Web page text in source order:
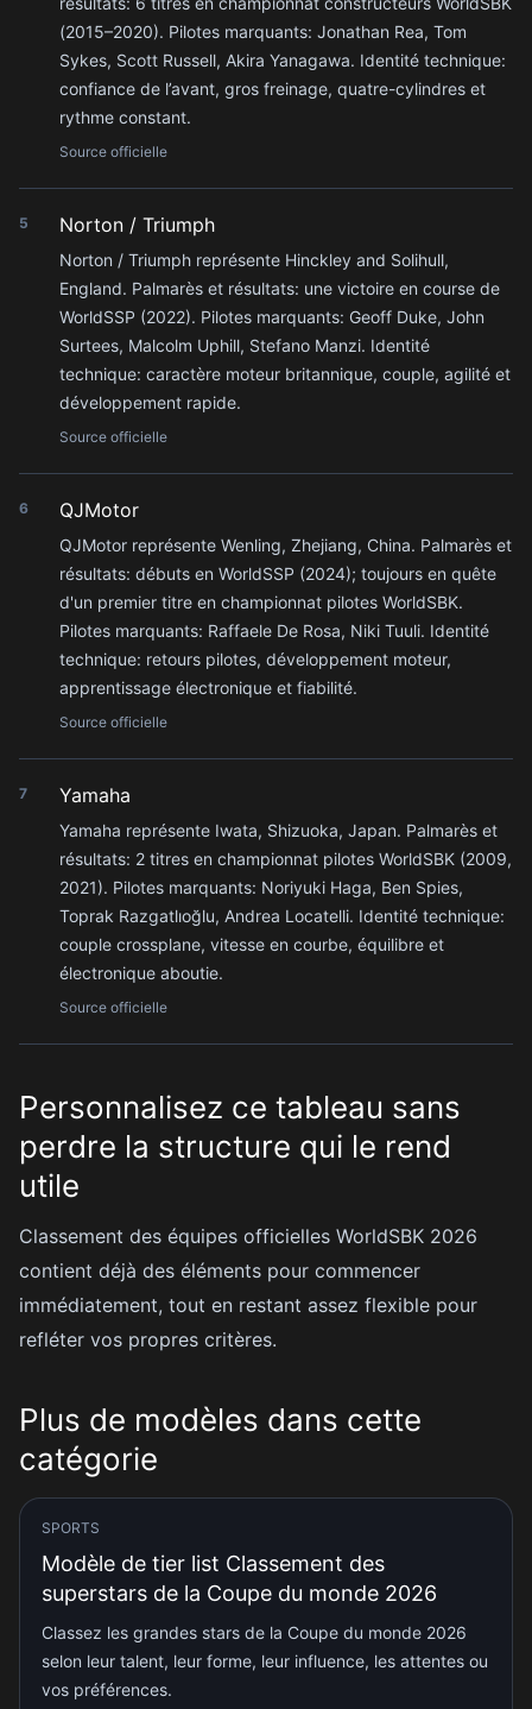
(2015–2020). Pilotes marquants: Jonathan Rea, Tom
Sykes, Scott Russell, Akira Yanagawa. Identité technique:
confiance de l’avant, gros freinage, quatre-cylindres et
rythme constant.
Source officielle
5 Norton / Triumph
Norton / Triumph représente Hinckley and Solihull,
England. Palmarès et résultats: une victoire en course de
WorldSSP (2022). Pilotes marquants: Geoff Duke, John
Surtees, Malcolm Uphill, Stefano Manzi. Identité
technique: caractère moteur britannique, couple, agilité et
développement rapide.
Source officielle
6 QJMotor
QJMotor représente Wenling, Zhejiang, China. Palmarès et
résultats: débuts en WorldSSP (2024); toujours en quête
d'un premier titre en championnat pilotes WorldSBK.
Pilotes marquants: Raffaele De Rosa, Niki Tuuli. Identité
technique: retours pilotes, développement moteur,
apprentissage électronique et fiabilité.
Source officielle
7 Yamaha
Yamaha représente Iwata, Shizuoka, Japan. Palmarès et
résultats: 2 titres en championnat pilotes WorldSBK (2009,
2021). Pilotes marquants: Noriyuki Haga, Ben Spies,
Toprak Razgatlıoğlu, Andrea Locatelli. Identité technique:
couple crossplane, vitesse en courbe, équilibre et
électronique aboutie.
Source officielle
Personnalisez ce tableau sans
perdre la structure qui le rend
utile
Classement des équipes officielles WorldSBK 2026
contient déjà des éléments pour commencer
immédiatement, tout en restant assez flexible pour
refléter vos propres critères.
Plus de modèles dans cette
catégorie
SPORTS
Modèle de tier list Classement des
superstars de la Coupe du monde 2026
Classez les grandes stars de la Coupe du monde 2026
selon leur talent, leur forme, leur influence, les attentes ou
vos préférences.